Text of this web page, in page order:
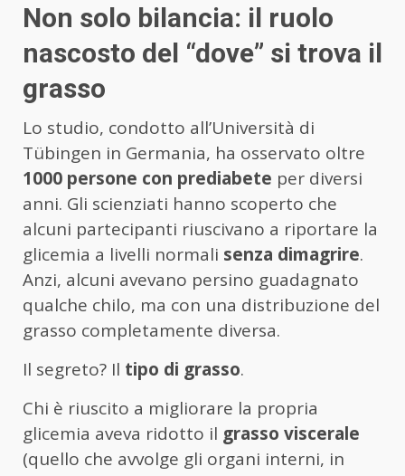
Non solo bilancia: il ruolo
nascosto del “dove” si trova il
grasso
Lo studio, condotto all’Università di
Tübingen in Germania, ha osservato oltre
1000 persone con prediabete per diversi
anni. Gli scienziati hanno scoperto che
alcuni partecipanti riuscivano a riportare la
glicemia a livelli normali senza dimagrire.
Anzi, alcuni avevano persino guadagnato
qualche chilo, ma con una distribuzione del
grasso completamente diversa.
Il segreto? Il tipo di grasso.
Chi è riuscito a migliorare la propria
glicemia aveva ridotto il grasso viscerale
(quello che avvolge gli organi interni, in